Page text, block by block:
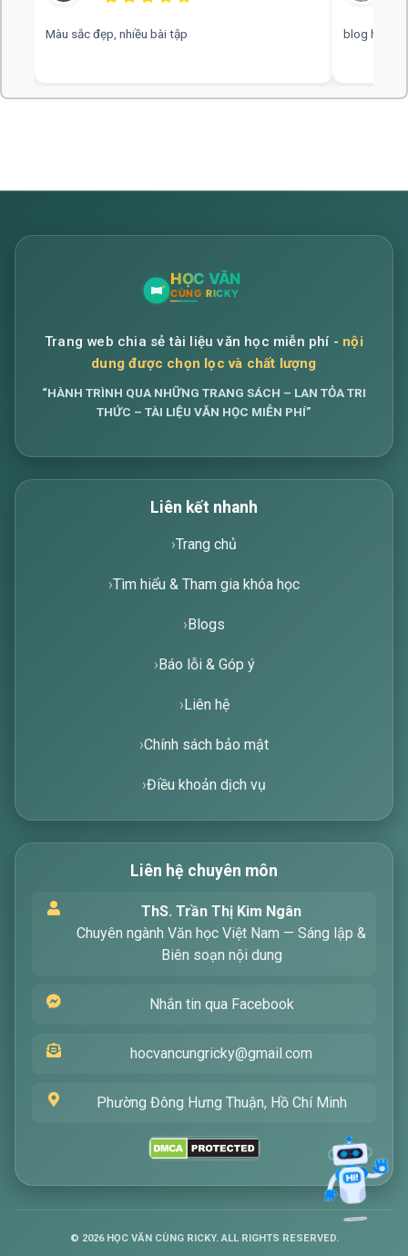
blog hay, chuyên nghiệp, rất mong nhiều đáp án hơn web hay,
tìm kiếm các bài viết về văn học. Hãy nhập từ
khóa mà bạn quan tâm, tôi sẽ giúp bạn ngay
Trang web chia sẻ tài liệu văn học miễn phí - nội
dung được chọn lọc và chất lượng
“HÀNH TRÌNH QUA NHỮNG TRANG SÁCH – LAN TỎA TRI
THỨC – TÀI LIỆU VĂN HỌC MIỄN PHÍ”
Liên kết nhanh
Trang chủ
Tìm hiểu & Tham gia khóa học
Blogs
Báo lỗi & Góp ý
Liên hệ
Chính sách bảo mật
Điều khoản dịch vụ
Liên hệ chuyên môn
ThS. Trần Thị Kim Ngân
Chuyên ngành Văn học Việt Nam — Sáng lập &
Biên soạn nội dung
Nhắn tin qua Facebook
hocvancungricky@gmail.com
Phường Đông Hưng Thuận, Hồ Chí Minh
© 2026HỌC VĂN CÙNG RICKY. ALL RIGHTS RESERVED.